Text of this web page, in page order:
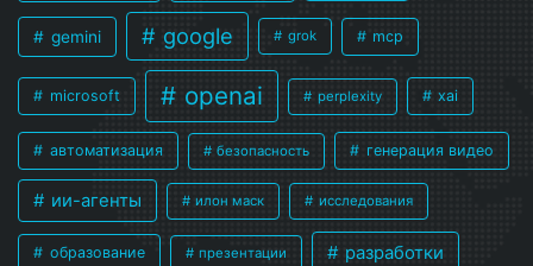
gemini google grok mcp
microsoft openai perplexity xai
автоматизация безопасность генерация видео
ии-агенты илон маск исследования
образование презентации разработки